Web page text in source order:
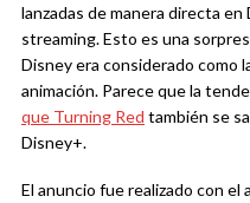
lanzadas de manera directa
streaming. Esto es una
Disney era considerado como
animación. Parece que la
que Turning Red también se
Disney+.
El anuncio fue realizado con